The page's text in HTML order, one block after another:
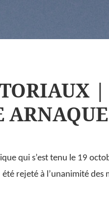
|
qui s’est tenu le 19
rejeté à l’unanimité des